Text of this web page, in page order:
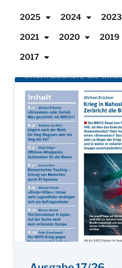
2025 2024 2023
2021 2020 2019
2017